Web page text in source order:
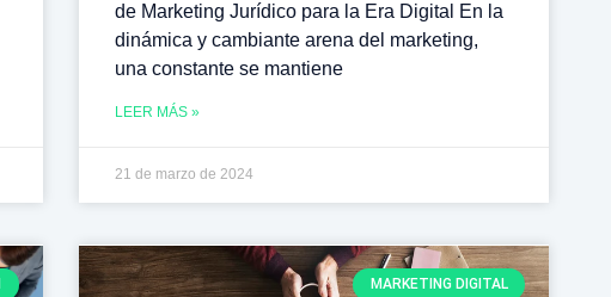
de Marketing Jurídico para la Era Digital En la
dinámica y cambiante arena del marketing,
una constante se mantiene
LEER MÁS »
21 de marzo de 2024
MARKETING DIGITAL